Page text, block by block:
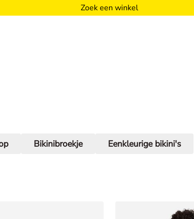
Zoek een winkel
Bikinibroekje Eenkleurige bikini's